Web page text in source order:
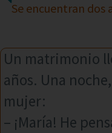
Un matrimonio
años. Una
mujer:
– ¡María! He